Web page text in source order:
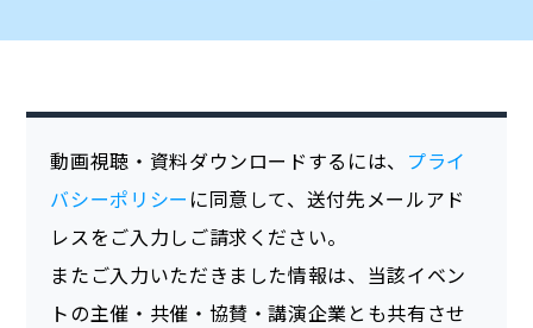
動画視聴・資料ダウンロードするには、 プライ
バシーポリシー に同意して、送付先メールアド
レスをご入力しご請求ください。
またご入力いただきました情報は、当該イベン
トの主催・共催・協賛・講演企業とも共有させ